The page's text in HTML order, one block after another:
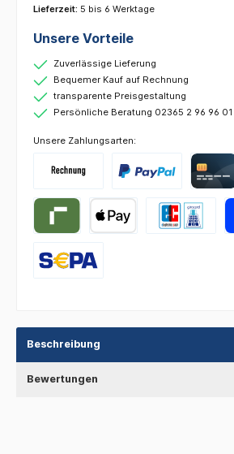
Lieferzeit: 5 bis 6 Werktage
Unsere Vorteile
Zuverlässige Lieferung
Bequemer Kauf auf Rechnung
transparente Preisgestaltung
Persönliche Beratung 02365 2 96 96 01
Unsere Zahlungsarten:
Beschreibung
Bewertungen